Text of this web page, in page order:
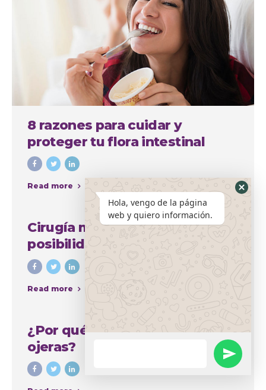
8 razones para cuidar y
proteger tu flora intestinal
Read more
Cirugía mamaria y sus amplias
posibilidades para mejorar el
aspecto del busto
Read more
¿Por qué se producen las
ojeras?
Hola, vengo de la página
web y quiero información.